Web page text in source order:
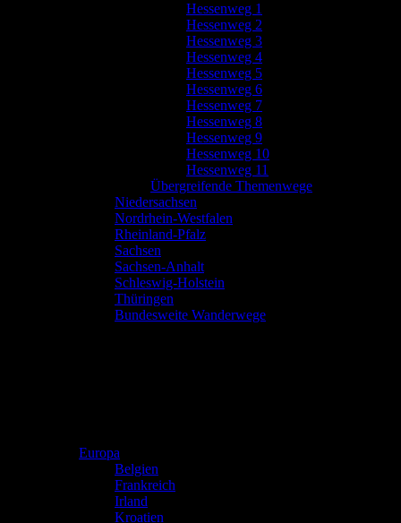
Hessenweg 1
Hessenweg 2
Hessenweg 3
Hessenweg 4
Hessenweg 5
Hessenweg 6
Hessenweg 7
Hessenweg 8
Hessenweg 9
Hessenweg 10
Hessenweg 11
Übergreifende Themenwege
Niedersachsen
Nordrhein-Westfalen
Rheinland-Pfalz
Sachsen
Sachsen-Anhalt
Schleswig-Holstein
Thüringen
Bundesweite Wanderwege
Europa
Belgien
Frankreich
Irland
Kroatien